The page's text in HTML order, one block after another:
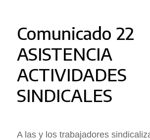
Comunicado 22
ASISTENCIA
ACTIVIDADES
SINDICALES
A las y los trabajadores